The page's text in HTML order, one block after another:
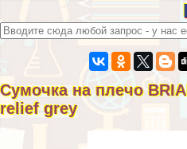
Сумочка на плечо
relief grey